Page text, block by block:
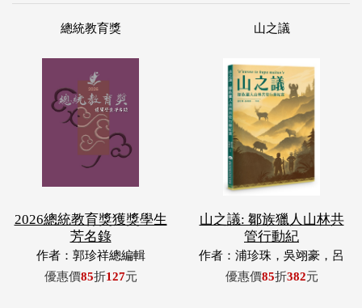
總統教育獎
2026總統教育獎獲獎學生
芳名錄
作者：郭珍祥總編輯
優惠價85折127元
山之議
山之議: 鄒族獵人山林共
管行動紀
作者：浦珍珠，吳翊豪，呂
翊齊，張惠東，許玉青，王
優惠價85折382元